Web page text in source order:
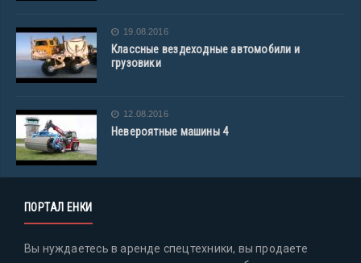
19.08.2016
Классные вездеходные автомобили и
грузовики
12.08.2016
Невероятные машины 4
ПОРТАЛ ЕНКИ
Вы нуждаетесь в аренде спецтехники, вы продаете